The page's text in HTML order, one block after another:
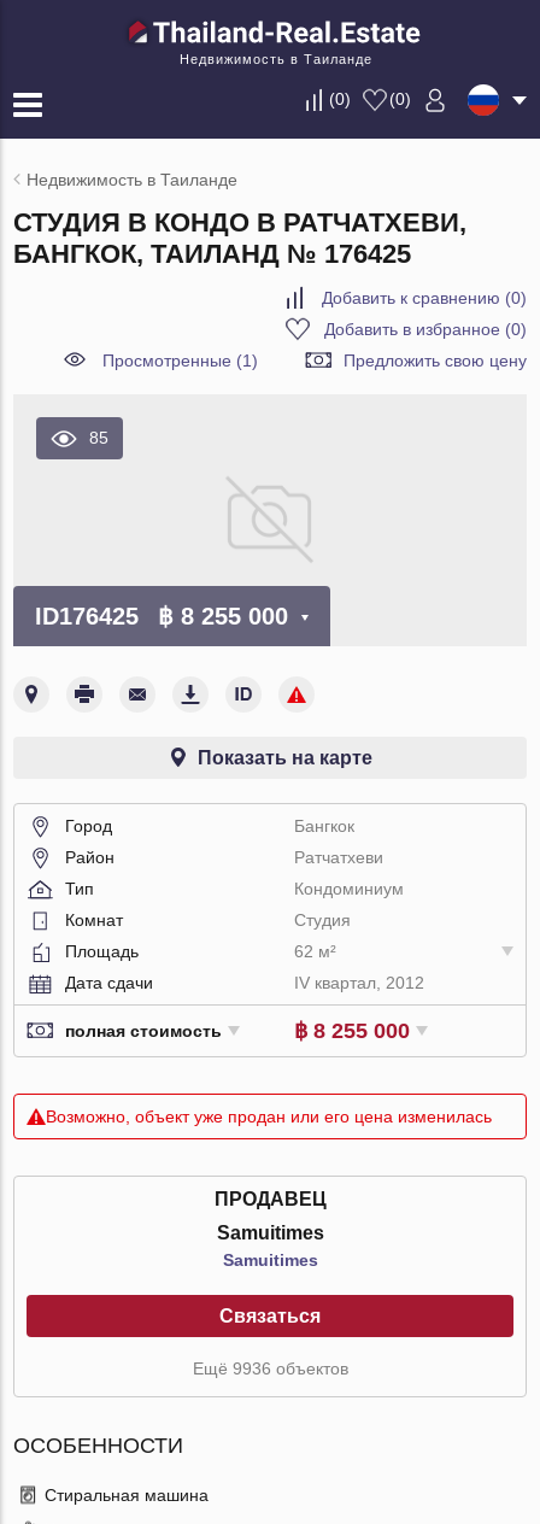
Недвижимость в Таиланде
(0) (0)
Недвижимость в Таиланде
СТУДИЯ В КОНДО В РАТЧАТХЕВИ,
БАНГКОК, ТАИЛАНД № 176425
Добавить к сравнению (0)
Добавить в избранное (0)
Просмотренные (1)
Предложить свою цену
85
ID176425 ฿ 8 255 000
Показать на карте
Город
Бангкок
Район
Ратчатхеви
Тип
Кондоминиум
Комнат
Студия
Площадь
62 м²
Дата сдачи
IV квартал, 2012
полная стоимость ฿ 8 255 000
Возможно, объект уже продан или его цена изменилась
ПРОДАВЕЦ
Samuitimes
Samuitimes
Связаться
Ещё 9936 объектов
ОСОБЕННОСТИ
Стиральная машина